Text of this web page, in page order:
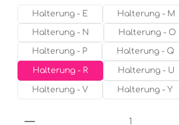
Halterung - E Halterung - M
Halterung - N Halterung - O
Halterung - P Halterung - Q
Halterung - R Halterung - U
Halterung - V Halterung - Y
Produkt Anzahl: Gib den